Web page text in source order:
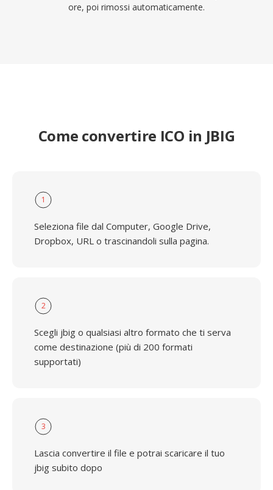
ore, poi rimossi automaticamente.
Come convertire ICO in JBIG
1
Seleziona file dal Computer, Google Drive,
Dropbox, URL o trascinandoli sulla pagina.
2
Scegli jbig o qualsiasi altro formato che ti serva
come destinazione (più di 200 formati
supportati)
3
Lascia convertire il file e potrai scaricare il tuo
jbig subito dopo